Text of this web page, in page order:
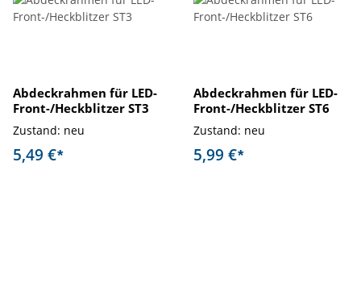
Abdeckrahmen für LED-
Front-/Heckblitzer ST3
Zustand: neu
5,49 €*
Abdeckrahmen für LED-
Front-/Heckblitzer ST6
Zustand: neu
5,99 €*